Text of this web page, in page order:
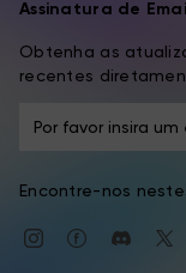
Assinatura de Email
Obtenha as
recentes
Encontre-nos